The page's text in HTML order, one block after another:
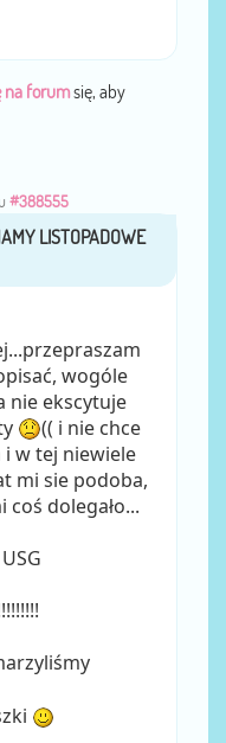
na forumsię, aby
#388555
wogóle
nie ekscytuje
(( i nie chce
i w tej niewiele
mi sie podoba,
dolegało...